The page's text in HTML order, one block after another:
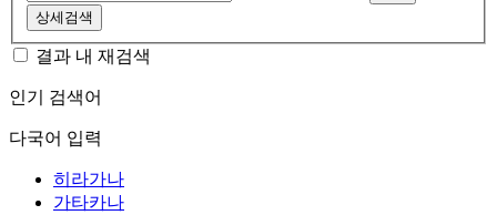
상세검색
결과 내 재검색
인기 검색어
다국어 입력
히라가나
가타카나